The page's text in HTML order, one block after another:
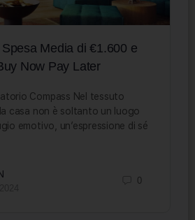
Media di €1.600 e
Now Pay Later
Compass Nel tessuto
casa non è soltanto un luogo
emotivo, un’espressione di sé
0